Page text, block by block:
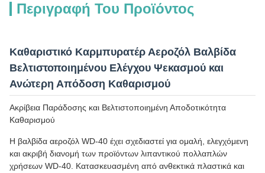
Περιγραφή Του Προϊόντος
Καθαριστικό Καρμπυρατέρ Αεροζόλ Βαλβίδα
Βελτιστοποιημένου Ελέγχου Ψεκασμού και
Ανώτερη Απόδοση Καθαρισμού
Ακρίβεια Παράδοσης και Βελτιστοποιημένη Αποδοτικότητα
Καθαρισμού
Η βαλβίδα αεροζόλ WD-40 έχει σχεδιαστεί για ομαλή, ελεγχόμενη
και ακριβή διανομή των προϊόντων λιπαντικού πολλαπλών
χρήσεων WD-40. Κατασκευασμένη από ανθεκτικά πλαστικά και